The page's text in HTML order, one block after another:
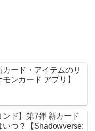
カード・アイテムのリ
ンカード アプリ】
ンド】第7弾 新カード
いつ？【Shadowverse: